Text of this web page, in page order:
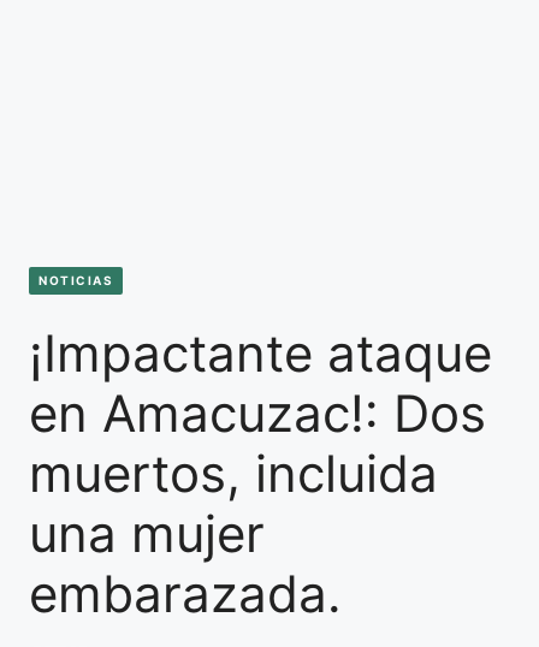
NOTICIAS
¡Impactante ataque
en Amacuzac!: Dos
muertos, incluida
una mujer
embarazada.